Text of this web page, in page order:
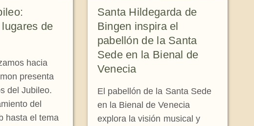
de
hacia
presenta
del Jubileo.
del
hasta el tema
Santa Hildegarda de
Bingen inspira el
pabellón de la Santa
Sede en la Bienal de
Venecia
El pabellón de la Santa Sede
en la Bienal de Venecia
explora la visión musical y